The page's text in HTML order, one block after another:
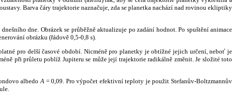
Barva čáry trajektorie naznačuje, zda se planetka nachází nad rovinou ekliptiky
dne. Obrázek se průběžně aktualizuje po zadání hodnot. Po spuštění animace
obrázku (řádově 0,5-0,8 s).
pro delší časové období. Nicméně pro planetky je obtížné jejich určení, neboť je
při průletu poblíž Jupiteru se může její trajektorie radikálně změnit. Je složité toto
albedo A = 0,09. Pro výpočet efektivní teploty je použit Stefanův-Boltzmannův